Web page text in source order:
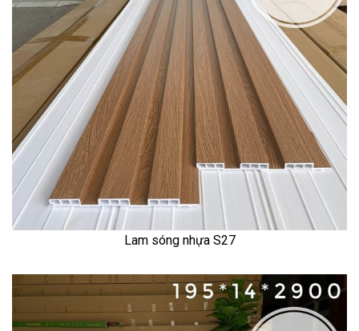
Lam sóng nhựa S27